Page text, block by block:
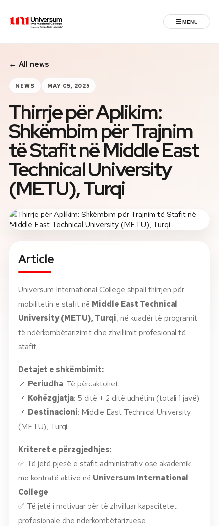
Universum University ☰MENU
MENU
Home
Admissions
Programs
Student Life
International
Powered by ASU
News
Contact
LANGUAGE
EN
AL Apply Now Request Info
UMS Students
LMS Canvas
← All news
NEWS MAY 05, 2025
Thirrje për Aplikim:
Shkëmbim për Trajnim
të Stafit në Middle East
Technical University
(METU), Turqi
Article
Universum International College shpall thirrjen për
mobilitetin e stafit në Middle East Technical
University (METU), Turqi, në kuadër të programit
të ndërkombëtarizimit dhe zhvillimit profesional të
stafit.
Detajet e shkëmbimit:
📌 Periudha: Të përcaktohet
📌 Kohëzgjatja: 5 ditë + 2 ditë udhëtim (totali 1 javë)
📌 Destinacioni: Middle East Technical University
(METU), Turqi
Kriteret e përzgjedhjes:
✅ Të jetë pjesë e stafit administrativ ose akademik
me kontratë aktive në Universum International
College
✅ Të jetë i motivuar për të zhvilluar kapacitetet
profesionale dhe ndërkombëtarizuese